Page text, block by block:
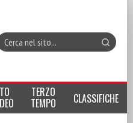
TERZO
TEMPO CLASSIFICHE